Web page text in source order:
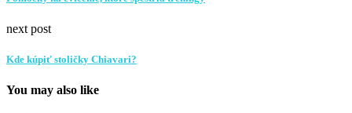
next post
Kde kúpiť stoličky Chiavari?
You may also like